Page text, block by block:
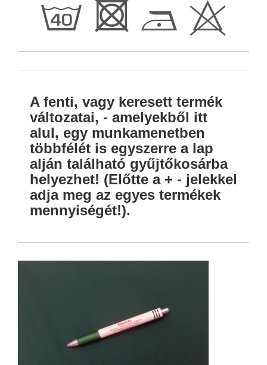
h R D H
A fenti, vagy keresett termék
változatai, - amelyekből itt
alul, egy munkamenetben
többfélét is egyszerre a lap
alján található gyűjtőkosárba
helyezhet! (Előtte a + - jelekkel
adja meg az egyes termékek
mennyiségét!).